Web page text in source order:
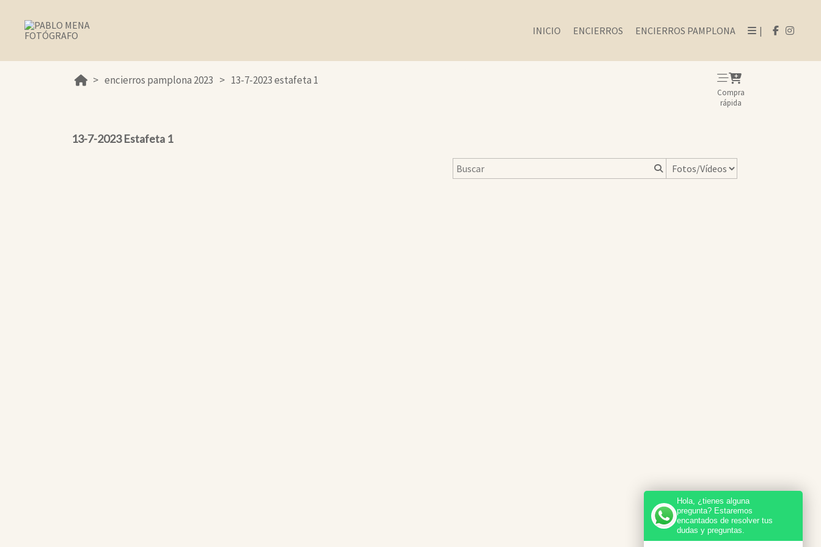
INICIO ENCIERROS ENCIERROS PAMPLONA |
encierros pamplona 2023 13-7-2023 estafeta 1
Compra
rápida
13-7-2023 Estafeta 1
Hola, ¿tienes alguna
pregunta? Estaremos
encantados de resolver tus
dudas y preguntas.